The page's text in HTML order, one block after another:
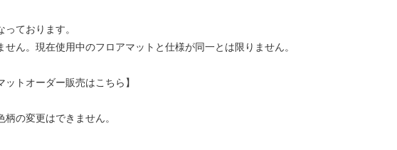
ております。
ん。現在使用中のフロアマットと仕様が同一とは限りません。
トオーダー販売はこちら】
の変更はできません。